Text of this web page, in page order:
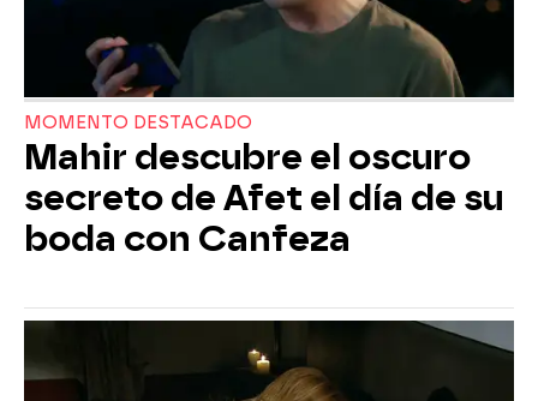
MOMENTO DESTACADO
Mahir descubre el oscuro
secreto de Afet el día de su
boda con Canfeza